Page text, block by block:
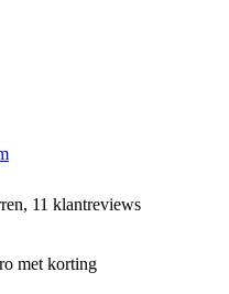
11 klantreviews
met korting